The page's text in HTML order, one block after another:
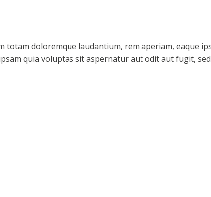
doloremque laudantium, rem aperiam, eaque
quia voluptas sit aspernatur aut odit aut fugit,